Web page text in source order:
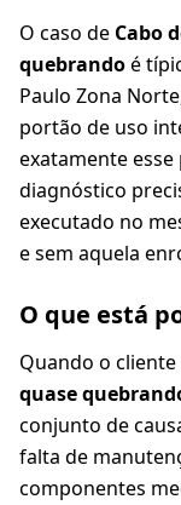
O caso de Cabo
quebrandoé
Paulo Zona
portão de uso
exatamente
diagnóstico
executado no
e sem aquela
O que está
Quando o cliente
quase
conjunto de
falta de
componentes